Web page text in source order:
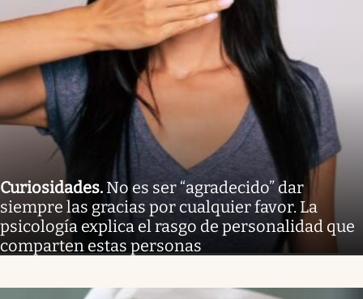
Curiosidades. No es ser “agradecido” dar
siempre las gracias por cualquier favor. La
psicología explica el rasgo de personalidad que
comparten estas personas